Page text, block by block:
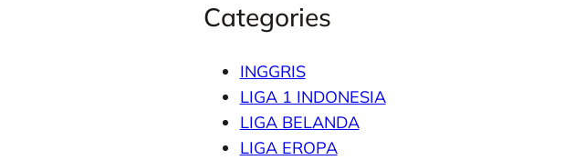
Categories
INGGRIS
LIGA 1 INDONESIA
LIGA BELANDA
LIGA EROPA